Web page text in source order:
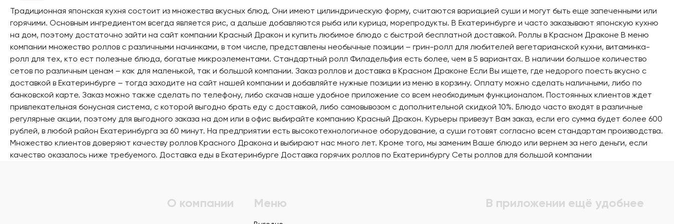
Традиционная японская кухня состоит из множества вкусных блюд. Они имеют цилиндрическую форму, считаются вариацией суши и могут быть еще запеченными или
горячими. Основным ингредиентом всегда является рис, а дальше добавляются рыба или курица, морепродукты. В Екатеринбурге и часто заказывают японскую кухню
на дом, поэтому достаточно зайти на сайт компании Красный Дракон и купить любимое блюдо с быстрой бесплатной доставкой. Роллы в Красном Драконе В меню
компании множество роллов с различными начинками, в том числе, представлены необычные позиции – грин-ролл для любителей вегетарианской кухни, витаминка-
ролл для тех, кто ест полезные блюда, богатые микроэлементами. Стандартный ролл Филадельфия есть более, чем в 5 вариантах. В наличии большое количество
сетов по различным ценам – как для маленькой, так и большой компании. Заказ роллов и доставка в Красном Драконе Если Вы ищете, где недорого поесть вкусно с
доставкой в Екатеринбурге – тогда заходите на сайт нашей компании и добавляйте нужные позиции из меню в корзину. Оплату можно сделать наличными, либо по
банковской карте. Заказ можно также сделать по телефону, либо скачав наше удобное приложение со всем необходимым функционалом. Постоянных клиентов ждет
привлекательная бонусная система, с которой выгодно брать еду с доставкой, либо самовывозом с дополнительной скидкой 10%. Блюдо часто входят в различные
регулярные акции, поэтому для выгодного заказа на дом или в офис выбирайте компанию Красный Дракон. Курьеры привезут Вам заказ, если его сумма будет более 600
рублей, в любой район Екатеринбурга за 60 минут. На предприятии есть высокотехнологичное оборудование, а суши готовят согласно всем стандартам производства.
Множество клиентов доверяют качеству роллов Красного Дракона и выбирают нас много лет. Кроме того, мы заменим Ваше блюдо или вернем за него деньги, если
качество оказалось ниже требуемого. Доставка еды в Екатеринбурге Доставка горячих роллов по Екатеринбургу Сеты роллов для большой компании
О компании Меню В приложении ещё удобнее